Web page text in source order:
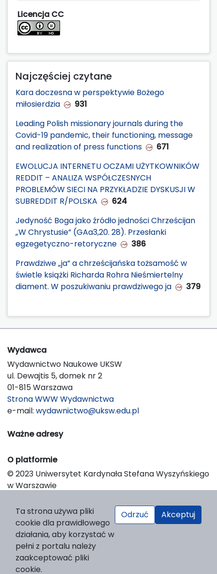
Licencja CC
Najczęściej czytane
Kara doczesna w perspektywie Bożego
miłosierdzia
931
Leading Polish missionary journals during the
Covid-19 pandemic, their functioning, message
and realization of press functions
671
EWOLUCJA INTERNETU OCZAMI UŻYTKOWNIKÓW
REDDIT – ANALIZA WSPÓŁCZESNYCH
PROBLEMÓW SIECI NA PRZYKŁADZIE DYSKUSJI W
SUBREDDIT R/POLSKA
624
Jedyność Boga jako źródło jedności Chrześcijan
„W Chrystusie” (GAa3,20. 28). Przesłanki
egzegetyczno-retoryczne
386
Prawdziwe „ja” a chrześcijańska tożsamość w
świetle książki Richarda Rohra Nieśmiertelny
diament. W poszukiwaniu prawdziwego ja
379
Wydawca
Wydawnictwo Naukowe UKSW
ul. Dewajtis 5, domek nr 2
01-815 Warszawa
Strona WWW Wydawnictwa
e-mail: wydawnictwo@uksw.edu.pl
Ważne adresy
O platformie
© 2023 Uniwersytet Kardynała Stefana Wyszyńskiego
w Warszawie
Platform & Workflow by OJS/PKP
Ta strona używa pliki
cookie dla prawidłowego
działania, aby korzystać w
pełni z portalu należy
zaakceptować pliki
cookie.
Odrzuć Akceptuj